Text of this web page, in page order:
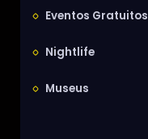
Eventos Gratuitos
Nightlife
Museus